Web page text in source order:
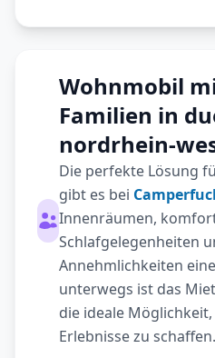
Wohnmobil
Familien in
nordrhein-
Die perfekte Lösung
gibt es bei
Innenräumen,
Schlafgelegenheiten
Annehmlichkeiten
unterwegs ist das
die ideale
Erlebnisse zu schaffen.